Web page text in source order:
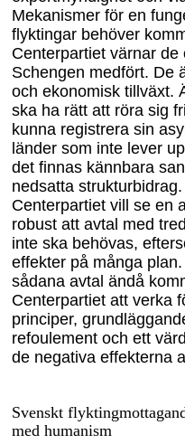
Mekanismer för en
flyktingar behöver
Centerpartiet värnar
Schengen medfört. De
och ekonomisk tillväxt.
ska ha rätt att röra sig
kunna registrera sin
länder som inte lever
det finnas kännbara
nedsatta strukturbidrag.
Centerpartiet vill se en
robust att avtal med
inte ska behövas,
effekter på många
sådana avtal ändå
Centerpartiet att verka
principer,
refoulement och ett
de negativa effekterna
Svenskt
med humanism